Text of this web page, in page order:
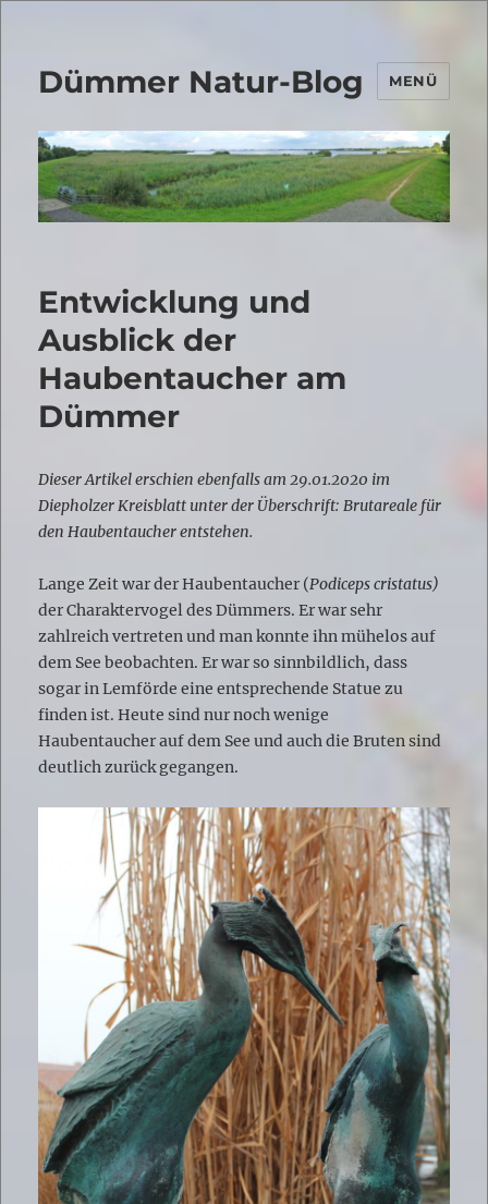
Dümmer Natur-Blog MENÜ
Entwicklung und
Ausblick der
Haubentaucher am
Dümmer
Dieser Artikel erschien ebenfalls am 29.01.2020 im
Diepholzer Kreisblatt unter der Überschrift: Brutareale für
den Haubentaucher entstehen.
Lange Zeit war der Haubentaucher (Podiceps cristatus)
der Charaktervogel des Dümmers. Er war sehr
zahlreich vertreten und man konnte ihn mühelos auf
dem See beobachten. Er war so sinnbildlich, dass
sogar in Lemförde eine entsprechende Statue zu
finden ist. Heute sind nur noch wenige
Haubentaucher auf dem See und auch die Bruten sind
deutlich zurück gegangen.